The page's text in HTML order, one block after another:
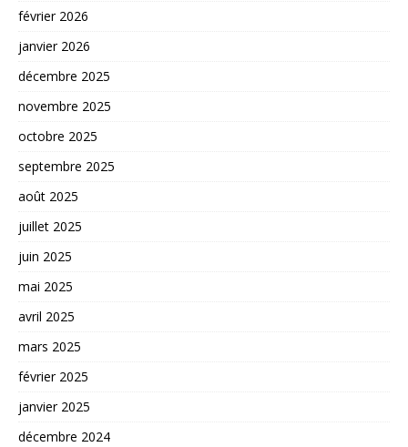
février 2026
janvier 2026
décembre 2025
novembre 2025
octobre 2025
septembre 2025
août 2025
juillet 2025
juin 2025
mai 2025
avril 2025
mars 2025
février 2025
janvier 2025
décembre 2024